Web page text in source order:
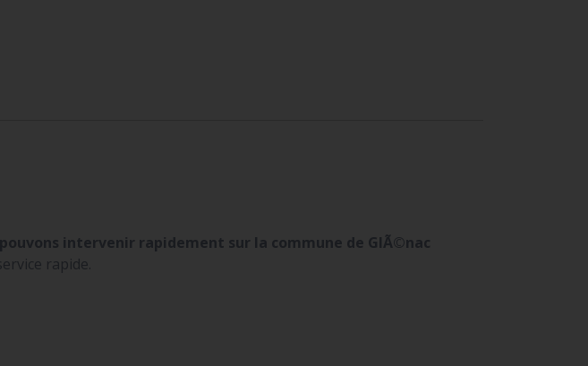
intervenir rapidement sur la commune de GlÃ©nac
rapide.